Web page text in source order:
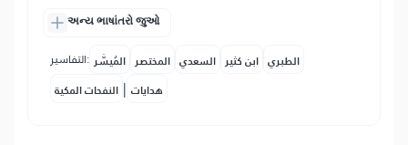
અન્ય ભાષાંતરો જુઓ
التفاسير: المُيسَّر المختصر السعدي ابن كثير الطبري
النفحات المكية | هدايات